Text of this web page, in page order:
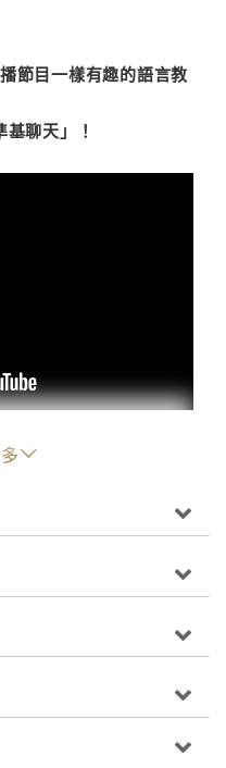
節目一樣有趣的語言教
聊天」！
有點莽撞的〈덜렁대
斷了，從高處跌下來，
높은 곳에 올라가는 것